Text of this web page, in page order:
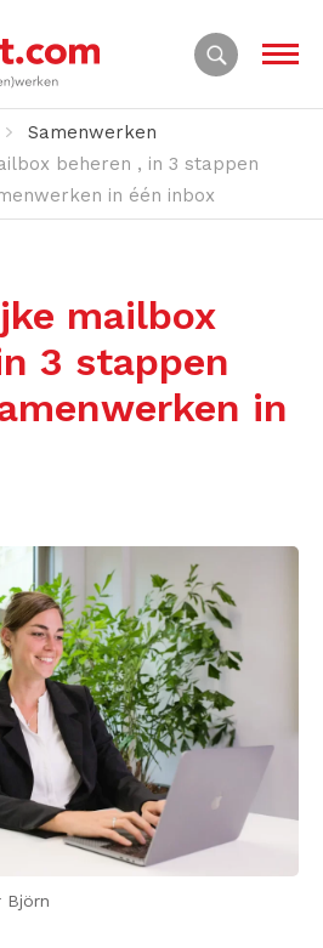
Samenwerken
beheren , in 3 stappen
in één inbox
mailbox
3 stappen
in
Björn